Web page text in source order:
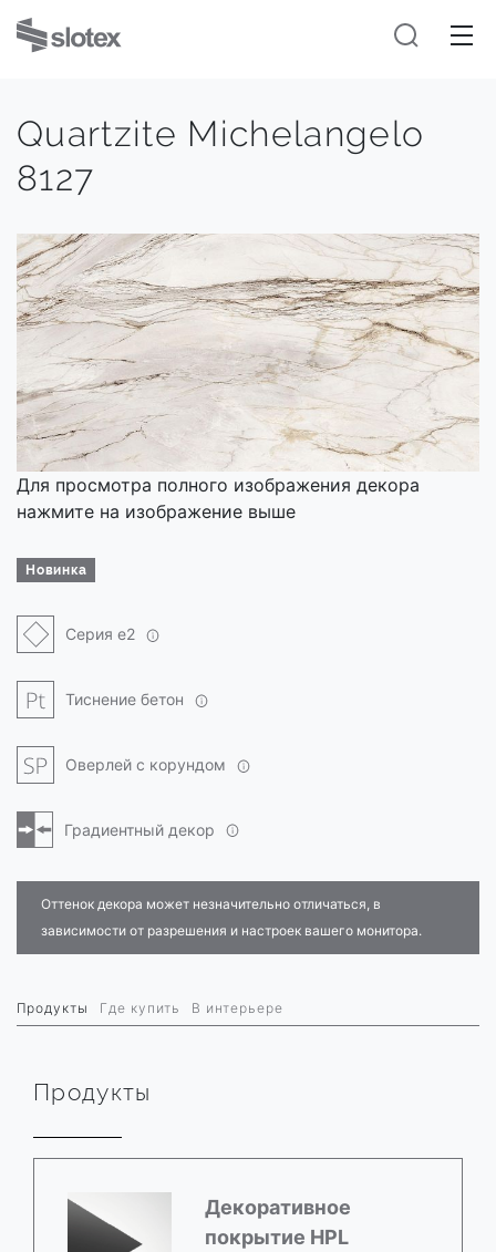
Quartzite Michelangelo
8127
Для просмотра полного изображения декора
нажмите на изображение выше
Новинка
Серия e2
Тиснение бетон
Оверлей с корундом
Градиентный декор
Оттенок декора может незначительно отличаться, в
зависимости от разрешения и настроек вашего монитора.
Продукты Где купить В интерьере
Продукты
Декоративное
покрытие HPL